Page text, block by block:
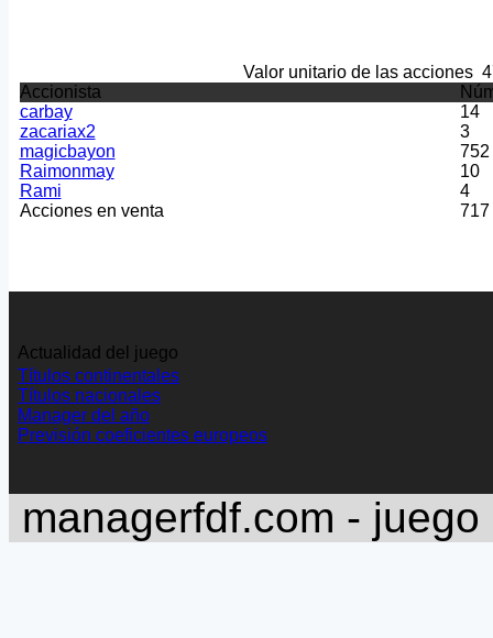
Valor unitario de las acciones
Accionista
carbay
14
zacariax2
3
magicbayon
752
Raimonmay
10
Rami
4
Acciones en venta
717
Actualidad del juego
Títulos continentales
Títulos nacionales
Manager del año
Previsión coeficientes europeos
managerfdf.com -